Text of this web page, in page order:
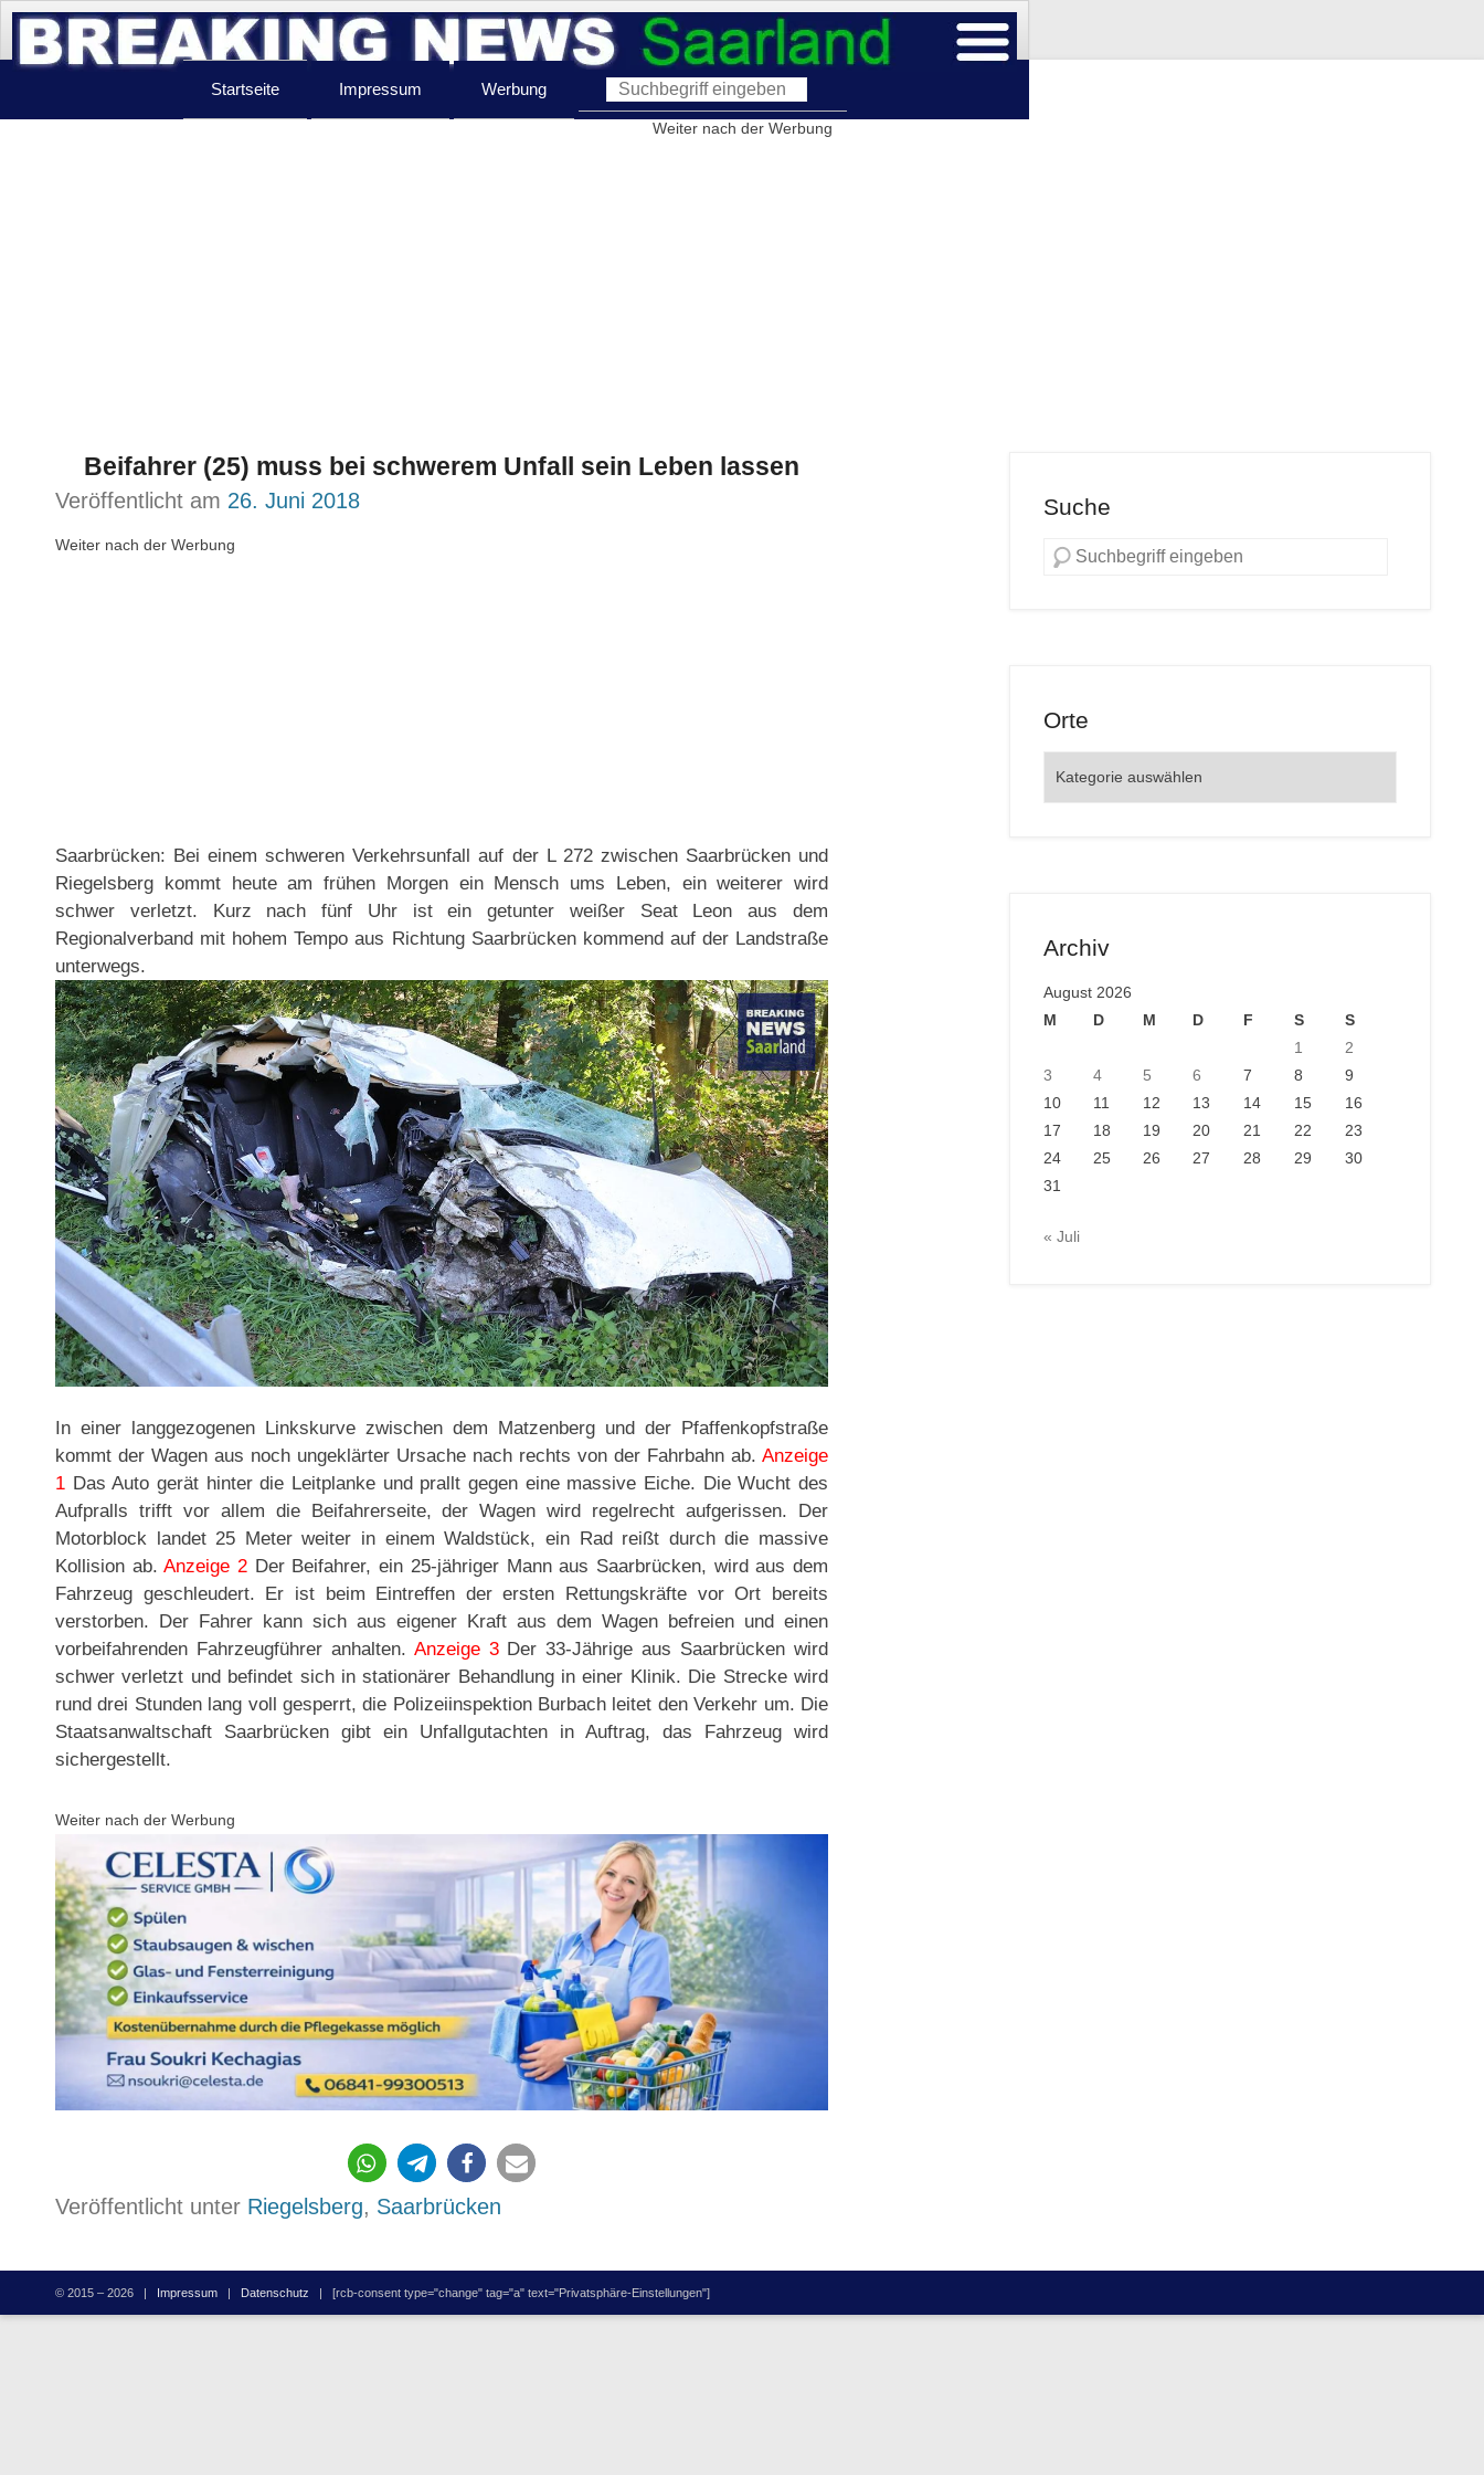
Startseite Impressum Werbung
Weiter nach der Werbung
Beifahrer (25) muss bei schwerem Unfall sein Leben lassen
Veröffentlicht am 26. Juni 2018
Weiter nach der Werbung
Saarbrücken: Bei einem schweren Verkehrsunfall auf der L 272 zwischen Saarbrücken und
Riegelsberg kommt heute am frühen Morgen ein Mensch ums Leben, ein weiterer wird
schwer verletzt. Kurz nach fünf Uhr ist ein getunter weißer Seat Leon aus dem
Regionalverband mit hohem Tempo aus Richtung Saarbrücken kommend auf der Landstraße
unterwegs.
In einer langgezogenen Linkskurve zwischen dem Matzenberg und der Pfaffenkopfstraße
kommt der Wagen aus noch ungeklärter Ursache nach rechts von der Fahrbahn ab. Anzeige
1 Das Auto gerät hinter die Leitplanke und prallt gegen eine massive Eiche. Die Wucht des
Aufpralls trifft vor allem die Beifahrerseite, der Wagen wird regelrecht aufgerissen. Der
Motorblock landet 25 Meter weiter in einem Waldstück, ein Rad reißt durch die massive
Kollision ab.Anzeige 2 Der Beifahrer, ein 25-jähriger Mann aus Saarbrücken, wird aus dem
Fahrzeug geschleudert. Er ist beim Eintreffen der ersten Rettungskräfte vor Ort bereits
verstorben. Der Fahrer kann sich aus eigener Kraft aus dem Wagen befreien und einen
vorbeifahrenden Fahrzeugführer anhalten. Anzeige 3Der 33-Jährige aus Saarbrücken wird
schwer verletzt und befindet sich in stationärer Behandlung in einer Klinik. Die Strecke wird
rund drei Stunden lang voll gesperrt, die Polizeiinspektion Burbach leitet den Verkehr um. Die
Staatsanwaltschaft Saarbrücken gibt ein Unfallgutachten in Auftrag, das Fahrzeug wird
sichergestellt.
Weiter nach der Werbung
887
Veröffentlicht unter Riegelsberg, Saarbrücken
Suche
Orte
Archiv
August 2026
M
D M D F S
S
1
2
3
4 5 6 7 8
9
10
11 12 13 14 15
16
17
18 19 20 21 22
23
24
25 26 27 28 29
30
31
« Juli
© 2015 – 2026 | Impressum | Datenschutz | [rcb-consent type="change" tag="a" text="Privatsphäre-Einstellungen"]